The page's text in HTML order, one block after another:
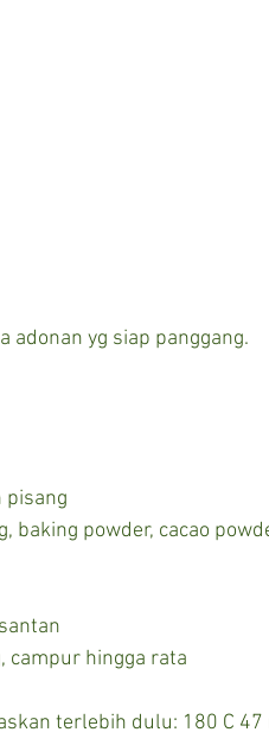
adonan yg siap panggang.
pisang
baking powder, cacao
campur hingga rata
terlebih dulu: 180 C 47